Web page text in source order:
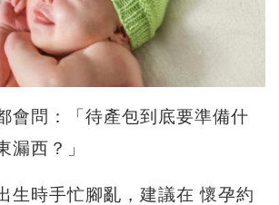
會問：「待產包到底要準備什
漏西？」
生時手忙腳亂，建議在 懷孕約